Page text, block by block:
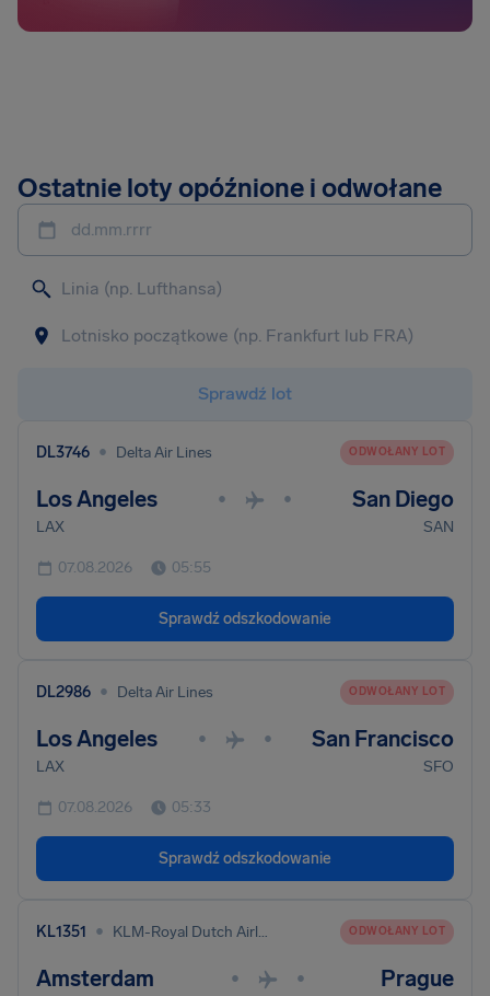
Ostatnie loty opóźnione i odwołane
dd.mm.rrrr
Sprawdź lot
DL3746 • Delta Air Lines ODWOŁANY LOT
Los Angeles • • San Diego
LAX SAN
07.08.2026 05:55
Sprawdź odszkodowanie
DL2986 • Delta Air Lines ODWOŁANY LOT
Los Angeles • • San Francisco
LAX SFO
07.08.2026 05:33
Sprawdź odszkodowanie
KL1351 • KLM-Royal Dutch Airlines ODWOŁANY LOT
Amsterdam • • Prague